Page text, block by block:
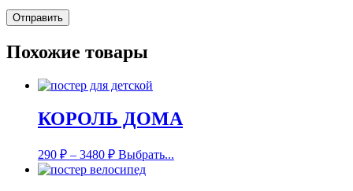
Похожие товары
КОРОЛЬ ДОМА
290 ₽ – 3480 ₽ Выбрать...